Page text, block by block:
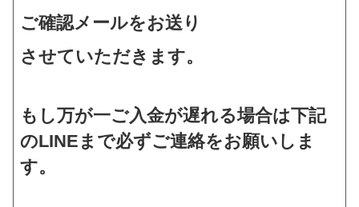
ご確認メールをお送り
させていただきます。
もし万が一ご入金が遅れる場合は下記
のLINEまで必ずご連絡をお願いしま
す。